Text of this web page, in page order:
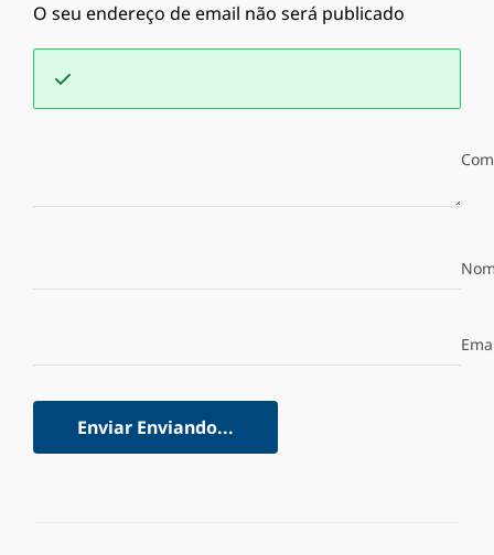
O seu endereço de email não será publicado
Enviar Enviando...